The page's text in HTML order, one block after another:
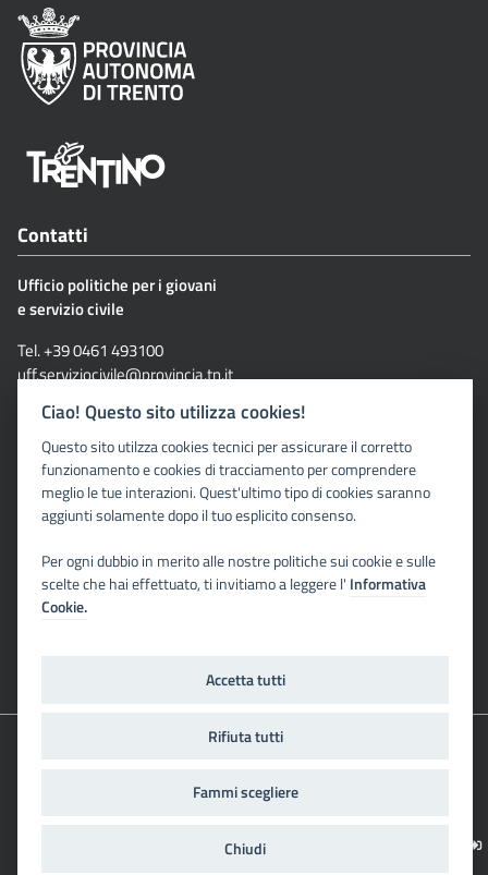
Contatti
Ufficio politiche per i giovani
e servizio civile
Tel. +39 0461 493100
uff.serviziocivile@provincia.tn.it
Via G. Grazioli, 1- 38122 Trento
Richieste specifiche
Dichiarazione di accessibilità|Privacy
Ciao! Questo sito utilizza cookies!
Questo sito utilzza cookies tecnici per assicurare il corretto
funzionamento e cookies di tracciamento per comprendere
meglio le tue interazioni. Quest'ultimo tipo di cookies saranno
aggiunti solamente dopo il tuo esplicito consenso.
Per ogni dubbio in merito alle nostre politiche sui cookie e sulle
scelte che hai effettuato, ti invitiamo a leggere l' Informativa
Cookie.
Accetta tutti
Rifiuta tutti
Fammi scegliere
Chiudi